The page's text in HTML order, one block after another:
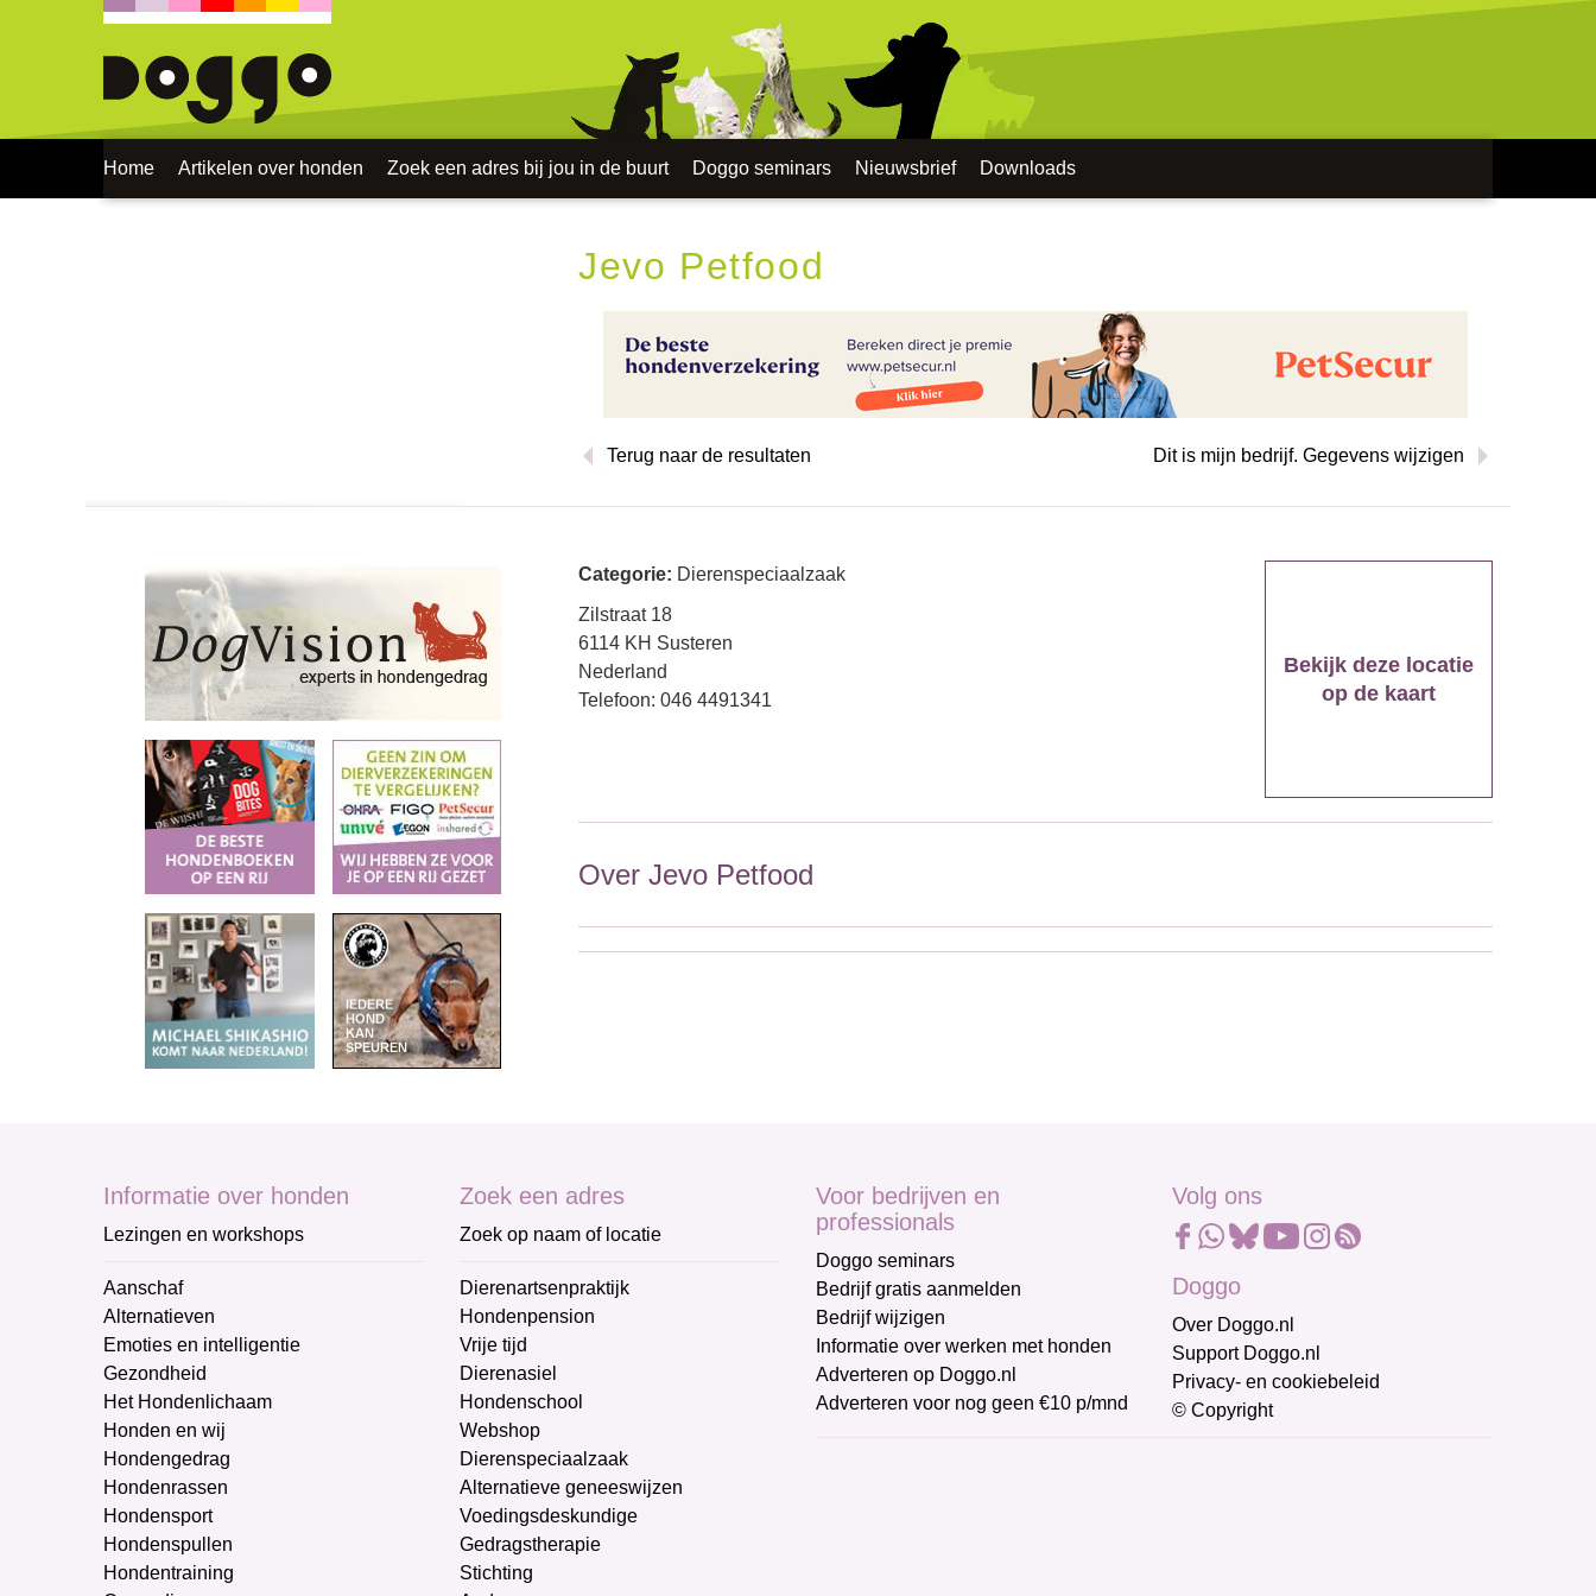
Home Artikelen over honden Zoek een adres bij jou in de buurt Doggo seminars Nieuwsbrief Downloads
Jevo Petfood
Terug naar de resultaten Dit is mijn bedrijf. Gegevens wijzigen
Categorie: Dierenspeciaalzaak
Zilstraat 18
6114 KH Susteren
Nederland
Telefoon: 046 4491341
Bekijk deze locatie
op de kaart
Over Jevo Petfood
Informatie over honden
Lezingen en workshops
Aanschaf
Alternatieven
Emoties en intelligentie
Gezondheid
Het Hondenlichaam
Honden en wij
Hondengedrag
Hondenrassen
Hondensport
Hondenspullen
Hondentraining
Zoek een adres
Zoek op naam of locatie
Dierenartsenpraktijk
Hondenpension
Vrije tijd
Dierenasiel
Hondenschool
Webshop
Dierenspeciaalzaak
Alternatieve geneeswijzen
Voedingsdeskundige
Gedragstherapie
Stichting
Voor bedrijven en
professionals
Doggo seminars
Bedrijf gratis aanmelden
Bedrijf wijzigen
Informatie over werken met honden
Adverteren op Doggo.nl
Adverteren voor nog geen €10 p/mnd
Volg ons
Doggo
Over Doggo.nl
Support Doggo.nl
Privacy- en cookiebeleid
© Copyright